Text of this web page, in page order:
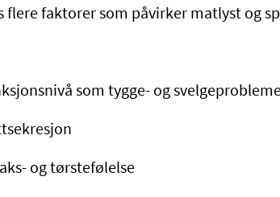
flere faktorer som påvirker matlyst og
som tygge- og
og tørstefølelse